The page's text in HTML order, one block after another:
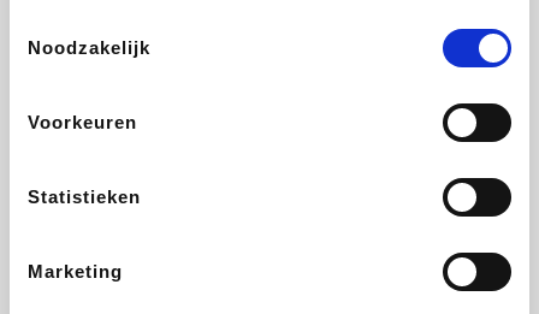
Noodzakelijk
Voorkeuren
Statistieken
Marketing
DeubaXXL
Ekoi About You